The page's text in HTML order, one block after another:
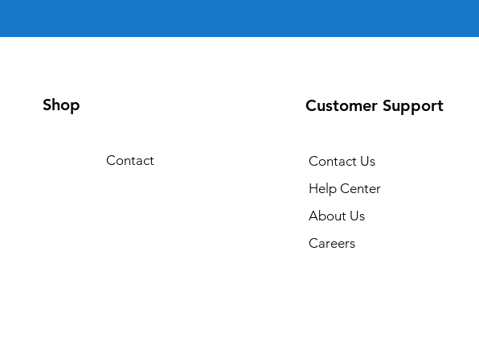
Shop
Contact
Customer Support
Contact Us
Help Center
About Us
Careers